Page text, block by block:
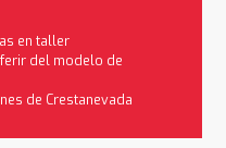
en taller
del modelo de
de Crestanevada